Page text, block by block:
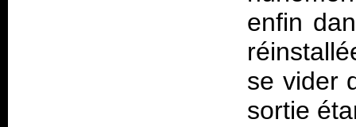
enfin
se vider
sortie